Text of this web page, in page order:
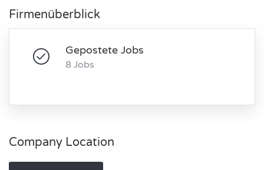
Firmenüberblick
Gepostete Jobs
8 Jobs
Company Location